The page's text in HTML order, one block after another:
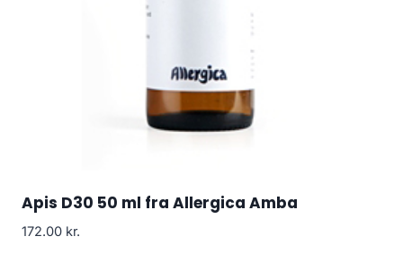
Apis D30 50 ml fra Allergica Amba
172.00 kr.